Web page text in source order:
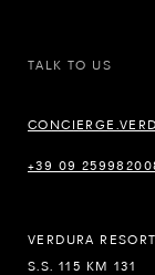
TALK TO US
+39 09
VERDURA RESORT
S.S. 115 KM 131